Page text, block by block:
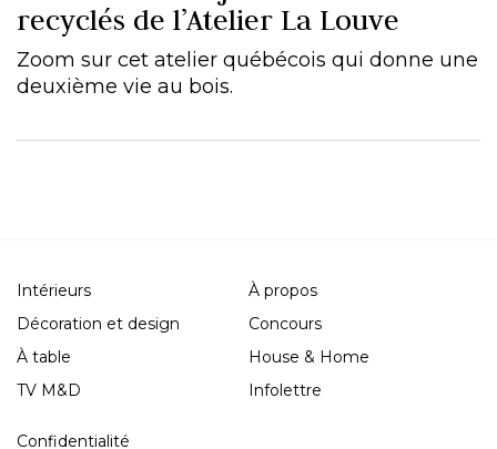
recyclés de l’Atelier La Louve
Zoom sur cet atelier québécois qui donne une
deuxième vie au bois.
Intérieurs
Décoration et design
À table
TV M&D
À propos
Concours
House & Home
Infolettre
Confidentialité